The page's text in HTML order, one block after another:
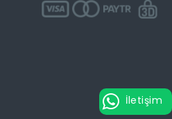
İletişim